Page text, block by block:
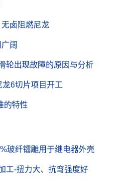
卤阻燃尼龙
阔
轮出现故障的原因与分析
6切片项目开工
的特性
玻纤镭雕用于继电器外壳
工-扭力大、抗弯强度好